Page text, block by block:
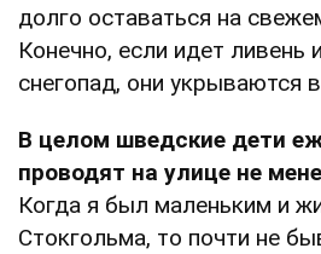
долго оставаться на
Конечно, если идет ливень
снегопад, они укрываются
В целом шведские дети
проводят на улице не
Когда я был маленьким и
Стокгольма, то почти не